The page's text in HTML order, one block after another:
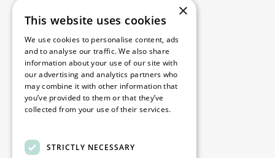
Juridique
Disclaimer
Politique de confidentialité
Cookie Policy
Contact
×
This website uses cookies
We use cookies to personalise content, ads
and to analyse our traffic. We also share
information about your use of our site with
our advertising and analytics partners who
may combine it with other information that
you’ve provided to them or that they’ve
collected from your use of their services.
STRICTLY NECESSARY